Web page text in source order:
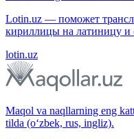
Lotin.uz — поможет
кириллицы на латиницу и
lotin.uz
Maqol va naqllarning eng
tilda (o‘zbek, rus, ingliz).